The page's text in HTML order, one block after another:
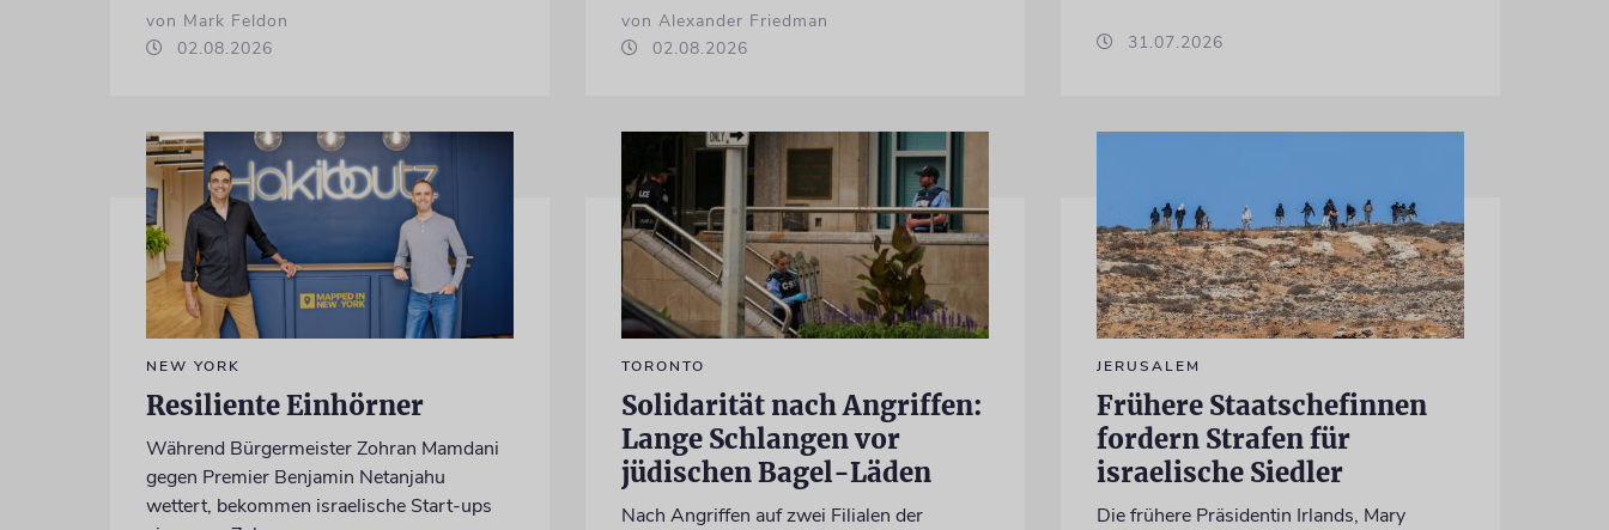
von Mark Feldon
02.08.2026
von Alexander Friedman
02.08.2026
31.07.2026
NEW YORK
Resiliente Einhörner
Während Bürgermeister Zohran Mamdani
gegen Premier Benjamin Netanjahu
wettert, bekommen israelische Start-ups
TORONTO
Solidarität nach Angriffen:
Lange Schlangen vor
jüdischen Bagel-Läden
Nach Angriffen auf zwei Filialen der
JERUSALEM
Frühere Staatschefinnen
fordern Strafen für
israelische Siedler
Die frühere Präsidentin Irlands, Mary